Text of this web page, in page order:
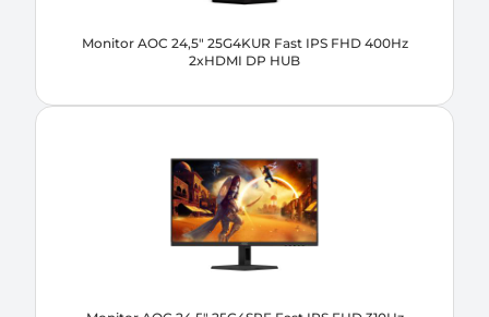
Monitor AOC 24,5" 25G4KUR Fast IPS FHD 400Hz
2xHDMI DP HUB